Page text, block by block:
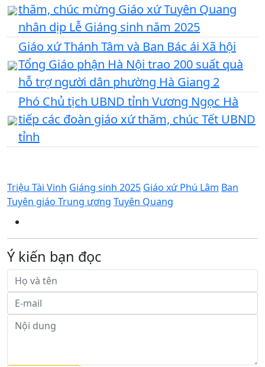
thăm, chúc mừng Giáo xứ Tuyên Quang
nhân dịp Lễ Giáng sinh năm 2025
Giáo xứ Thánh Tâm và Ban Bác ái Xã hội
Tổng Giáo phận Hà Nội trao 200 suất quà
hỗ trợ người dân phường Hà Giang 2
Phó Chủ tịch UBND tỉnh Vương Ngọc Hà
tiếp các đoàn giáo xứ thăm, chúc Tết UBND
tỉnh
Triệu Tài Vinh Giáng sinh 2025 Giáo xứ Phú Lâm Ban
Tuyên giáo Trung ương Tuyên Quang
Ý kiến bạn đọc